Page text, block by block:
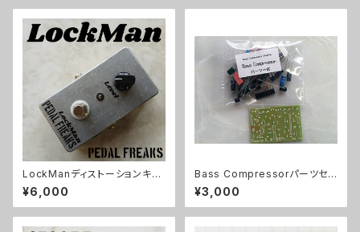
LockManディストーションキッ
ト【PEDAL FREAKS】
¥6,000
Bass Compressorパーツセッ
ト
¥3,000